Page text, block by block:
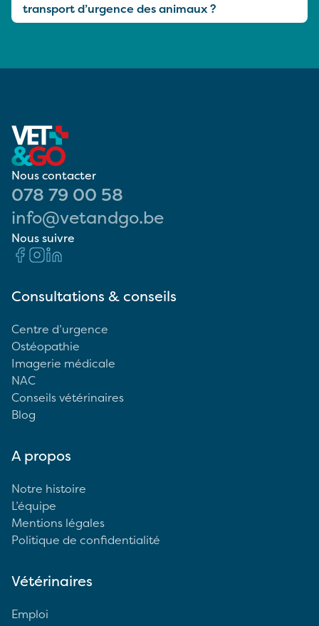
transport d’urgence des animaux ?
Nous contacter
078 79 00 58
info@vetandgo.be
Nous suivre
Consultations & conseils
Centre d’urgence
Ostéopathie
Imagerie médicale
NAC
Conseils vétérinaires
Blog
A propos
Notre histoire
L’équipe
Mentions légales
Politique de confidentialité
Vétérinaires
Emploi